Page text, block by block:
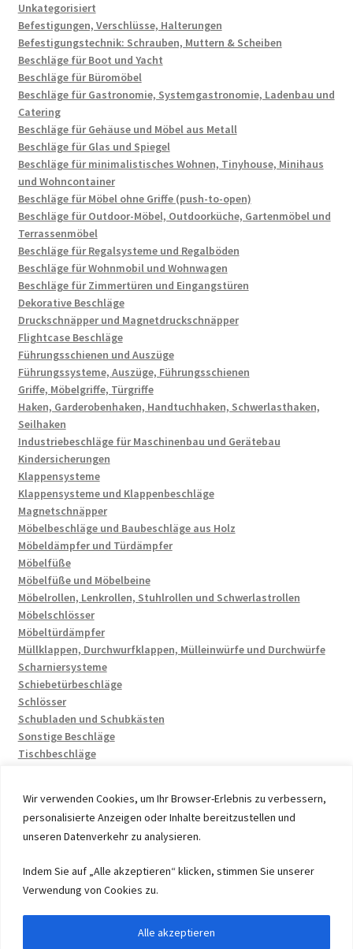
Wir verwenden Cookies, um Ihr Browser-Erlebnis zu verbessern,
personalisierte Anzeigen oder Inhalte bereitzustellen und
unseren Datenverkehr zu analysieren.
Indem Sie auf „Alle akzeptieren“ klicken, stimmen Sie unserer
Verwendung von Cookies zu.
Alle akzeptieren
Unkategorisiert
Befestigungen, Verschlüsse, Halterungen
Befestigungstechnik: Schrauben, Muttern & Scheiben
Beschläge für Boot und Yacht
Beschläge für Büromöbel
Beschläge für Gastronomie, Systemgastronomie, Ladenbau und
Catering
Beschläge für Gehäuse und Möbel aus Metall
Beschläge für Glas und Spiegel
Beschläge für minimalistisches Wohnen, Tinyhouse, Minihaus
und Wohncontainer
Beschläge für Möbel ohne Griffe (push-to-open)
Beschläge für Outdoor-Möbel, Outdoorküche, Gartenmöbel und
Terrassenmöbel
Beschläge für Regalsysteme und Regalböden
Beschläge für Wohnmobil und Wohnwagen
Beschläge für Zimmertüren und Eingangstüren
Dekorative Beschläge
Druckschnäpper und Magnetdruckschnäpper
Flightcase Beschläge
Führungsschienen und Auszüge
Führungssysteme, Auszüge, Führungsschienen
Griffe, Möbelgriffe, Türgriffe
Haken, Garderobenhaken, Handtuchhaken, Schwerlasthaken,
Seilhaken
Industriebeschläge für Maschinenbau und Gerätebau
Kindersicherungen
Klappensysteme
Klappensysteme und Klappenbeschläge
Magnetschnäpper
Möbelbeschläge und Baubeschläge aus Holz
Möbeldämpfer und Türdämpfer
Möbelfüße
Möbelfüße und Möbelbeine
Möbelrollen, Lenkrollen, Stuhlrollen und Schwerlastrollen
Möbelschlösser
Möbeltürdämpfer
Müllklappen, Durchwurfklappen, Mülleinwürfe und Durchwürfe
Scharniersysteme
Schiebetürbeschläge
Schlösser
Schubladen und Schubkästen
Sonstige Beschläge
Tischbeschläge
© 2026 by UMAXO Germany, member of the ERUON Group.
High quality Fittings, mechanical Components and